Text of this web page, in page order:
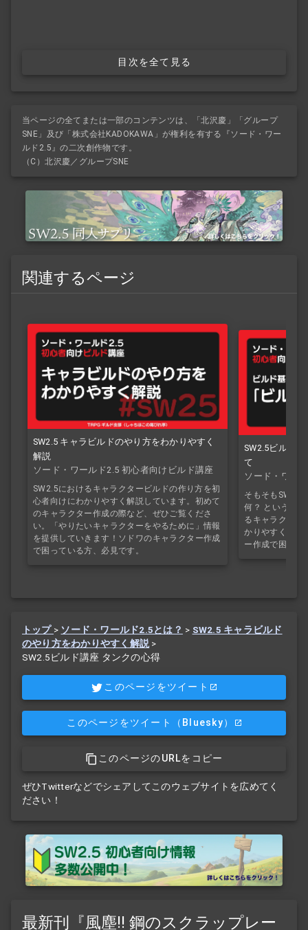
目次を全て見る
当ページの全てまたは一部のコンテンツは、「北沢慶」「グループ
SNE」及び「株式会社KADOKAWA」が権利を有する『ソード・ワー
ルド2.5』の二次創作物です。
（C）北沢慶／グループSNE
関連するページ
SW2.5 キャラビルドのやり方をわかりやすく
解説
ソード・ワールド2.5 初心者向けビルド講座
SW2.5におけるキャラクタービルドの作り方を初
心者向けにわかりやすく解説しています。初めて
のキャラクター作成の際など、ぜひご覧くださ
い。「やりたいキャラクターをやるために」情報
を提供していきます！ソドワのキャラクター作成
で困っている方、必見です。
SW2.5ビルド
て
ソード・ワー
そもそもSW2.5
何？ という基
るキャラクター
かりやすく解説
ー作成で困って
トップ > ソード・ワールド2.5とは？ > SW2.5 キャラビルド
のやり方をわかりやすく解説>
SW2.5ビルド講座 タンクの心得
このページをツイート
このページをツイート （Bluesky）
このページのURLをコピー
ぜひTwitterなどでシェアしてこのウェブサイトを広めてく
ださい！
最新刊『風塵!! 鋼のスクラップレー